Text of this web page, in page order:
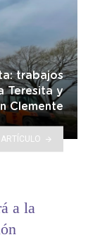
trabajos
Teresita y
Clemente
a la